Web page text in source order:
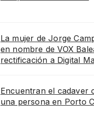
La mujer de Jorge
en nombre de VOX
rectificación a Digital
Encuentran el cadaver
una persona en Porto